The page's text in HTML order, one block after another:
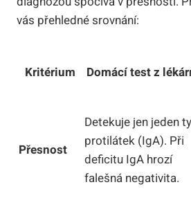
vás přehledné srovnání:
Kritérium Domácí test z
Přesnost
Detekuje jen jeden
protilátek (IgA). Při
deficitu IgA hrozí
falešná negativita.